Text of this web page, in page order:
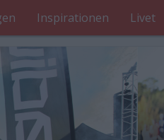
Inspirationen Livet